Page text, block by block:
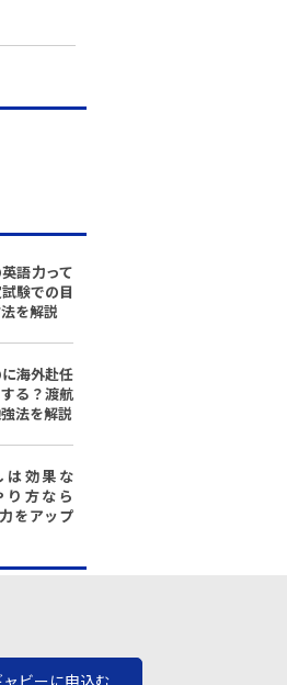
語力って
験での目
を解説
海外赴任
る？渡航
法を解説
は効果な
り方なら
をアップ